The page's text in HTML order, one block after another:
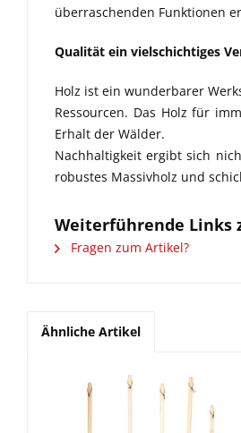
überraschenden Funktionen
Qualität ein vielschichtiges
Holz ist ein wunderbarer
Ressourcen. Das Holz für
Erhalt der Wälder.
Nachhaltigkeit ergibt sich
robustes Massivholz und
Weiterführende Links
Fragen zum Artikel?
Ähnliche Artikel